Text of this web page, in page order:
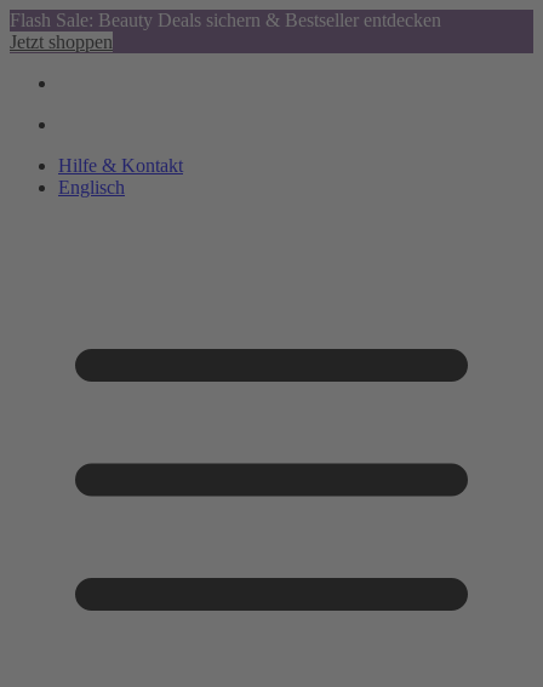
Flash Sale: Beauty Deals sichern & Bestseller entdecken
Jetzt shoppen
Hilfe & Kontakt
Englisch